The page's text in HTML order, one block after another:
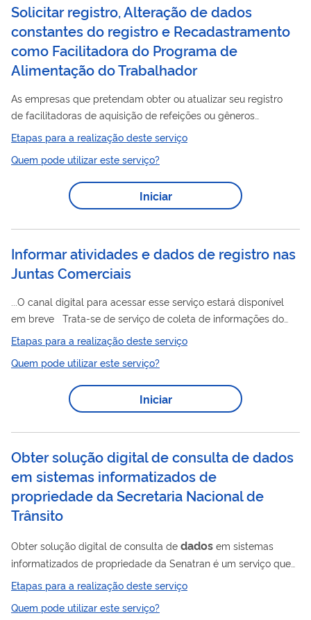
Solicitar registro, Alteração de dados
constantes do registro e Recadastramento
como Facilitadora do Programa de
Alimentação do Trabalhador
As empresas que pretendam obter ou atualizar seu registro
de facilitadoras de aquisição de refeições ou gêneros
alimentícios junto ao Programa de Alimentação do Trabalhador
a documentação exigida para análise. Após análise da
solicitação e da documentação enviada, caso a
requerente preencha os requisitos legais, será registrada
Segurança e Saúde no Trabalho e comunicada dessa decisão
por...
Etapas para a realização deste serviço
Quem pode utilizar este serviço?
Iniciar
Informar atividades e dados de registro nas
Juntas Comerciais
...O canal digital para acessar esse serviço estará disponível
em breve Trata-se de serviço de coleta de informações do
processo de registro e legalização de empresas,
encaminhadas pelas Juntas Comerciais, órgãos responsáveis
pela integração do processo no âmbito da Redesim nos
estados e DF. Dessa forma, a IN DREI nº 70/2019 dispõe das
informações necessárias a serem prestadas ao Governo
políticas públicas de melhorias na abertura de...
Etapas para a realização deste serviço
Quem pode utilizar este serviço?
Iniciar
Obter solução digital de consulta de dados
em sistemas informatizados de
propriedade da Secretaria Nacional de
Trânsito
Obter solução digital de consulta de dados em sistemas
informatizados de propriedade da Senatran é um serviço que
possibilita o acesso às informações de veículos, condutores e
infrações com segurança e confiabilidade, direto das bases da
Secretaria Nacional de Trânsito (Senatran), em tempo real, por
Etapas para a realização deste serviço
Quem pode utilizar este serviço?